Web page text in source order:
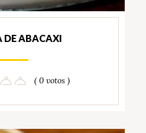
DE ABACAXI
( 0 votos )